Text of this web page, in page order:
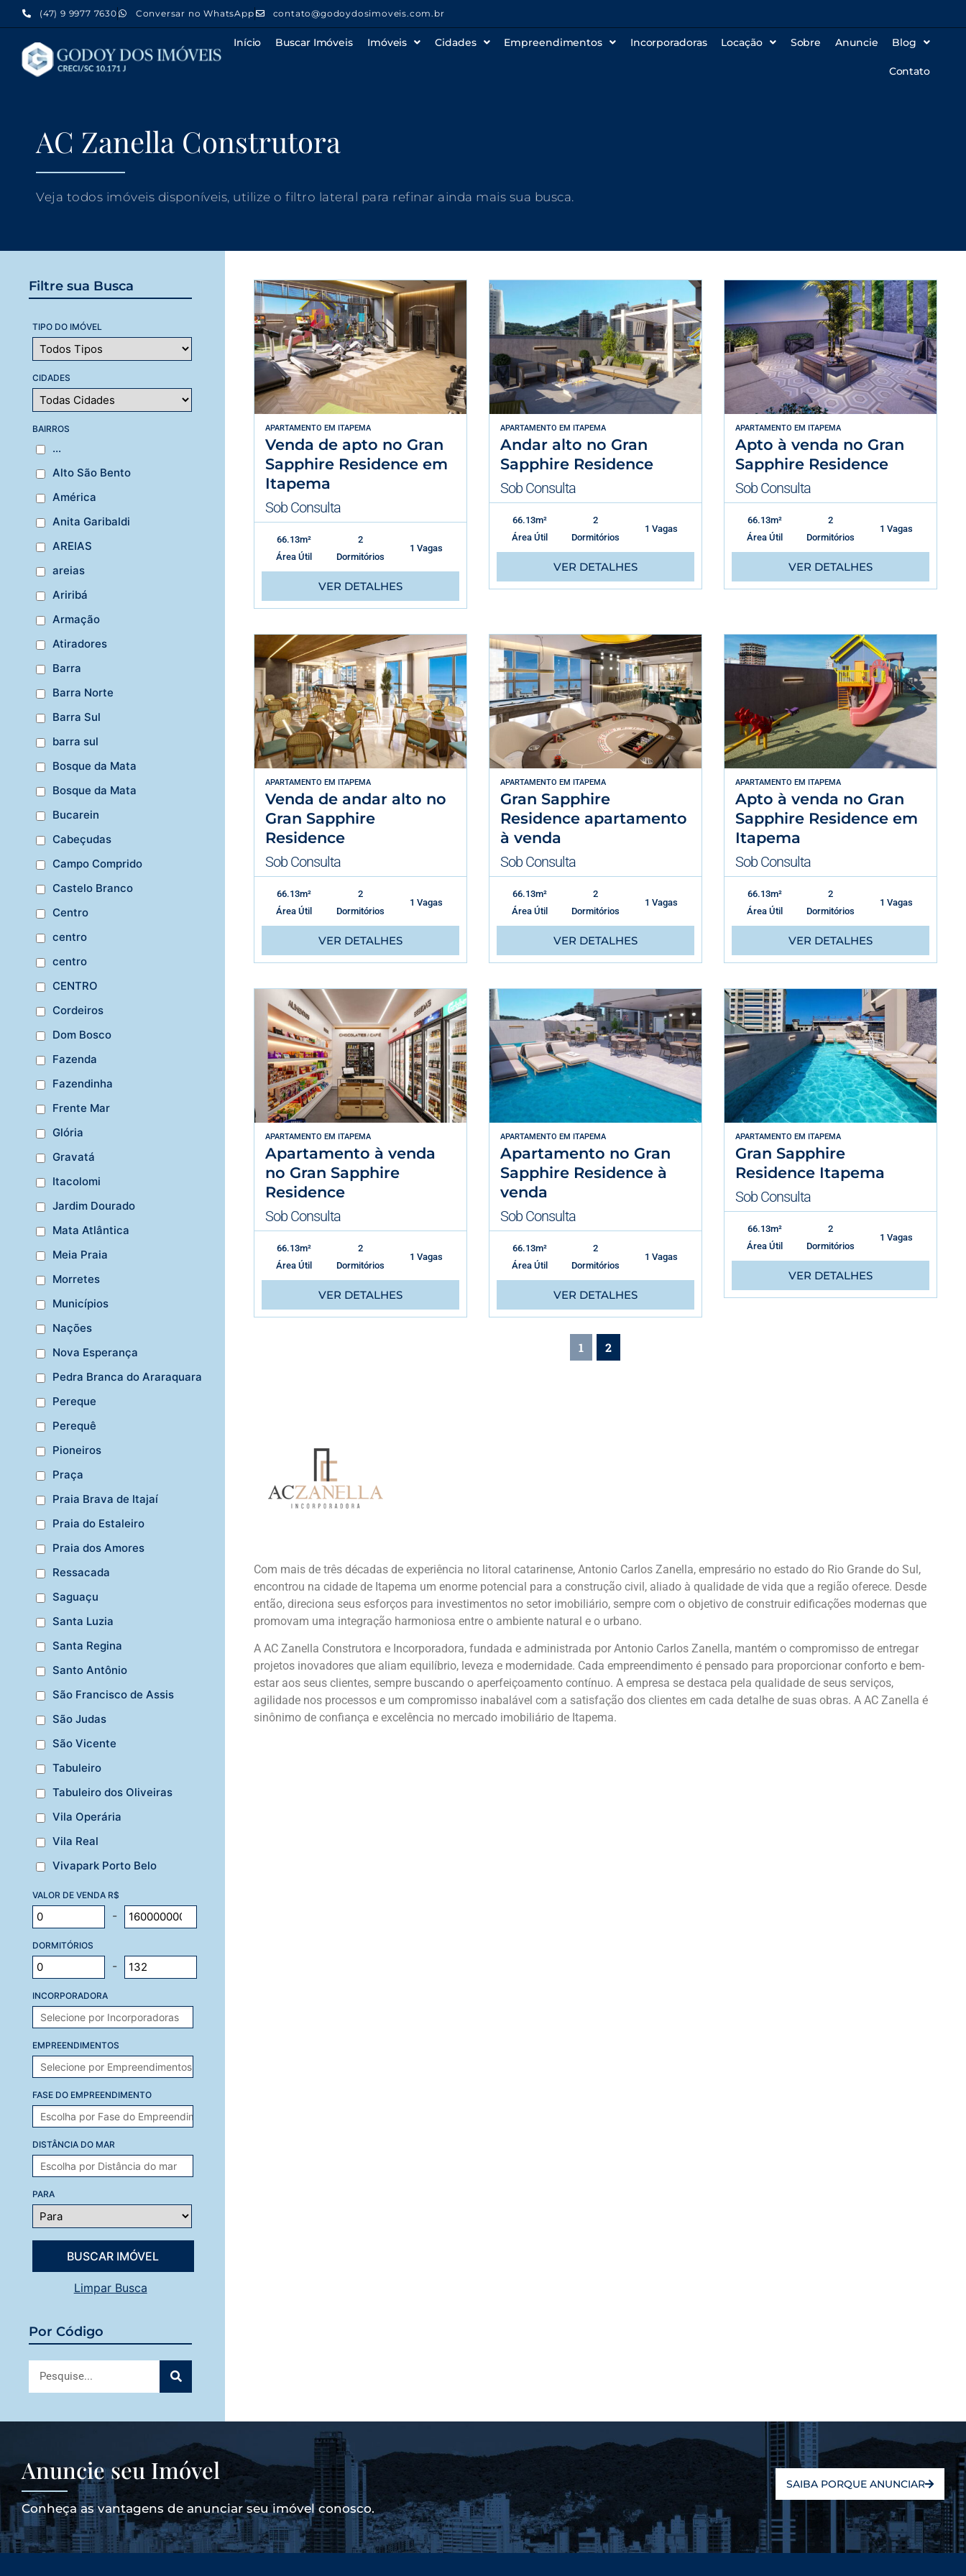
(47) 9 9977 7630 Conversar no WhatsApp contato@godoydosimoveis.com.br
Início Buscar Imóveis Imóveis Cidades Empreendimentos Incorporadoras Locação Sobre Anuncie Blog
Contato
AC Zanella Construtora
Veja todos imóveis disponíveis, utilize o filtro lateral para refinar ainda mais sua busca.
Filtre sua Busca
TIPO DO IMÓVEL
CIDADES
BAIRROS
...
Alto São Bento
América
Anita Garibaldi
AREIAS
areias
Ariribá
Armação
Atiradores
Barra
Barra Norte
Barra Sul
barra sul
Bosque da Mata
Bosque da Mata
Bucarein
Cabeçudas
Campo Comprido
Castelo Branco
Centro
centro
centro
CENTRO
Cordeiros
Dom Bosco
Fazenda
Fazendinha
Frente Mar
Glória
Gravatá
Itacolomi
Jardim Dourado
Mata Atlântica
Meia Praia
Morretes
Municípios
Nações
Nova Esperança
Pedra Branca do Araraquara
Pereque
Perequê
Pioneiros
Praça
Praia Brava de Itajaí
Praia do Estaleiro
Praia dos Amores
Ressacada
Saguaçu
Santa Luzia
Santa Regina
Santo Antônio
São Francisco de Assis
São Judas
São Vicente
Tabuleiro
Tabuleiro dos Oliveiras
Vila Operária
Vila Real
Vivapark Porto Belo
VALOR DE VENDA R$
-
DORMITÓRIOS
-
INCORPORADORA
EMPREENDIMENTOS
FASE DO EMPREENDIMENTO
DISTÂNCIA DO MAR
PARA
Limpar Busca
Por Código
APARTAMENTO EM ITAPEMA
Venda de apto no Gran
Sapphire Residence em
Itapema
Sob Consulta
66.13m²
Área Útil
2
Dormitórios
1 Vagas
VER DETALHES
APARTAMENTO EM ITAPEMA
Andar alto no Gran
Sapphire Residence
Sob Consulta
66.13m²
Área Útil
2
Dormitórios
1 Vagas
VER DETALHES
APARTAMENTO EM ITAPEMA
Apto à venda no Gran
Sapphire Residence
Sob Consulta
66.13m²
Área Útil
2
Dormitórios
1 Vagas
VER DETALHES
APARTAMENTO EM ITAPEMA
Venda de andar alto no
Gran Sapphire
Residence
Sob Consulta
66.13m²
Área Útil
2
Dormitórios
1 Vagas
VER DETALHES
APARTAMENTO EM ITAPEMA
Gran Sapphire
Residence apartamento
à venda
Sob Consulta
66.13m²
Área Útil
2
Dormitórios
1 Vagas
VER DETALHES
APARTAMENTO EM ITAPEMA
Apto à venda no Gran
Sapphire Residence em
Itapema
Sob Consulta
66.13m²
Área Útil
2
Dormitórios
1 Vagas
VER DETALHES
APARTAMENTO EM ITAPEMA
Apartamento à venda
no Gran Sapphire
Residence
Sob Consulta
66.13m²
Área Útil
2
Dormitórios
1 Vagas
VER DETALHES
APARTAMENTO EM ITAPEMA
Apartamento no Gran
Sapphire Residence à
venda
Sob Consulta
66.13m²
Área Útil
2
Dormitórios
1 Vagas
VER DETALHES
APARTAMENTO EM ITAPEMA
Gran Sapphire
Residence Itapema
Sob Consulta
66.13m²
Área Útil
2
Dormitórios
1 Vagas
VER DETALHES
1 2
Com mais de três décadas de experiência no litoral catarinense, Antonio Carlos Zanella, empresário no estado do Rio Grande do Sul,
encontrou na cidade de Itapema um enorme potencial para a construção civil, aliado à qualidade de vida que a região oferece. Desde
então, direciona seus esforços para investimentos no setor imobiliário, sempre com o objetivo de construir edificações modernas que
promovam uma integração harmoniosa entre o ambiente natural e o urbano.
A AC Zanella Construtora e Incorporadora, fundada e administrada por Antonio Carlos Zanella, mantém o compromisso de entregar
projetos inovadores que aliam equilíbrio, leveza e modernidade. Cada empreendimento é pensado para proporcionar conforto e bem-
estar aos seus clientes, sempre buscando o aperfeiçoamento contínuo. A empresa se destaca pela qualidade de seus serviços,
agilidade nos processos e um compromisso inabalável com a satisfação dos clientes em cada detalhe de suas obras. A AC Zanella é
sinônimo de confiança e excelência no mercado imobiliário de Itapema.
Anuncie seu Imóvel
Conheça as vantagens de anunciar seu imóvel conosco.
SAIBA PORQUE ANUNCIAR